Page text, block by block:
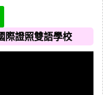
際證照雙語學校